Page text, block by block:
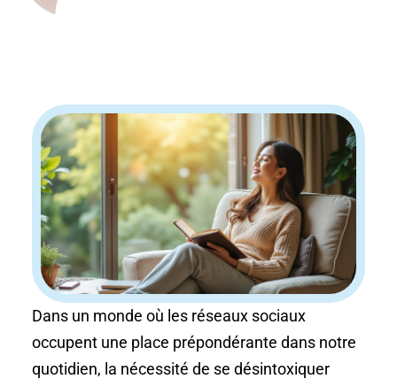
Dans un monde où les réseaux sociaux
occupent une place prépondérante dans notre
quotidien, la nécessité de se désintoxiquer